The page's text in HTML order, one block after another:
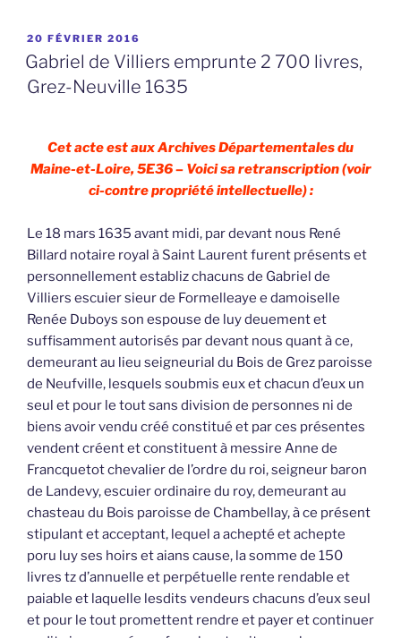
PUBLIÉ
LE
20 FÉVRIER 2016
Gabriel de Villiers emprunte 2 700 livres,
Grez-Neuville 1635
Cet acte est aux Archives Départementales du
Maine-et-Loire, 5E36 – Voici sa retranscription (voir
ci-contre propriété intellectuelle) :
Le 18 mars 1635 avant midi, par devant nous René
Billard notaire royal à Saint Laurent furent présents et
personnellement establiz chacuns de Gabriel de
Villiers escuier sieur de Formelleaye e damoiselle
Renée Duboys son espouse de luy deuement et
suffisamment autorisés par devant nous quant à ce,
demeurant au lieu seigneurial du Bois de Grez paroisse
de Neufville, lesquels soubmis eux et chacun d’eux un
seul et pour le tout sans division de personnes ni de
biens avoir vendu créé constitué et par ces présentes
vendent créent et constituent à messire Anne de
Francquetot chevalier de l’ordre du roi, seigneur baron
de Landevy, escuier ordinaire du roy, demeurant au
chasteau du Bois paroisse de Chambellay, à ce présent
stipulant et acceptant, lequel a achepté et achepte
poru luy ses hoirs et aians cause, la somme de 150
livres tz d’annuelle et perpétuelle rente rendable et
paiable et laquelle lesdits vendeurs chacuns d’eux seul
et pour le tout promettent rendre et payer et continuer